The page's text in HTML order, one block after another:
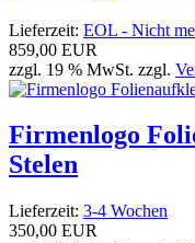
Lieferzeit: EOL - Nicht
859,00 EUR
zzgl. 19 % MwSt. zzgl.
Firmenlogo
Stelen
Lieferzeit: 3-4 Wochen
350,00 EUR